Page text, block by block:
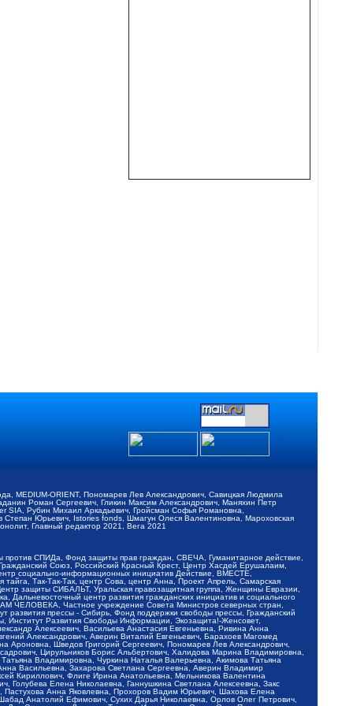
MEDIUM-ORIENT, Пономарев Лев Александрович, Савицкая Людмила
Роман Сергеевич, Гликин Максим Александрович, Маняхин Петр
Рубин Михаил Аркадьевич, Гройсман Софья Романовна,
Юрьевич, Istories fonds, Шмагун Олеся Валентиновна, Мароховская
Главный редактор 2021, Вега 2021
СПИДа, Фонд защиты прав граждан, СВЕЧА, Гуманитарное действие,
Союз, Российский Красный Крест, Центр Хасдей Ерушалаим,
социально-информационных инициатив Действие, ВМЕСТЕ,
Так-Так-Так, центр Сова, центр Анна, Проект Апрель, Самарская
защиты СИБАЛЬТ, Уральская правозащитная группа, Женщины Евразии,
Дальневосточный центр развития гражданских инициатив и социального
ЧЕЛОВЕКА, Частное учреждение Совета Министров северных стран,
прессы - Сибирь, Фонд поддержки свободы прессы, Гражданский
Институт Развития Свободы Информации, Экозащита!-Женсовет,
Алексеевич, Васильева Анастасия Евгеньевна, Ривина Анна
Александрович, Аверин Виталий Евгеньевич, Барахоев Магомед
Шведов Григорий Сергеевич, Пономарев Лев Александрович,
Цирульников Борис Альбертович, Халидова Марина Владимировна,
Владимировна, Чуркина Наталья Валерьевна, Акимова Татьяна
Васильевна, Захарова Светлана Сергеевна, Аверин Владимир
Кириллович, Флиге Ирина Анатольевна, Мельникова Валентина
Елена Николаевна, Ганнушкина Светлана Алексеевна, Закс
Анна Яковлевна, Прохоров Вадим Юрьевич, Шахова Елена
Анатолий Ефимович, Сухих Дарья Николаевна, Орлов Олег Петрович,